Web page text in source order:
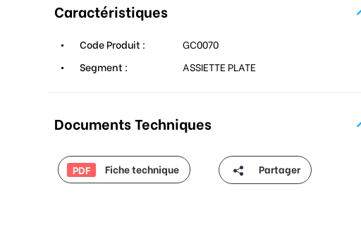
Caractéristiques
Code Produit :
GC0070
Segment :
ASSIETTE PLATE
Documents Techniques
PDF Fiche technique Partager